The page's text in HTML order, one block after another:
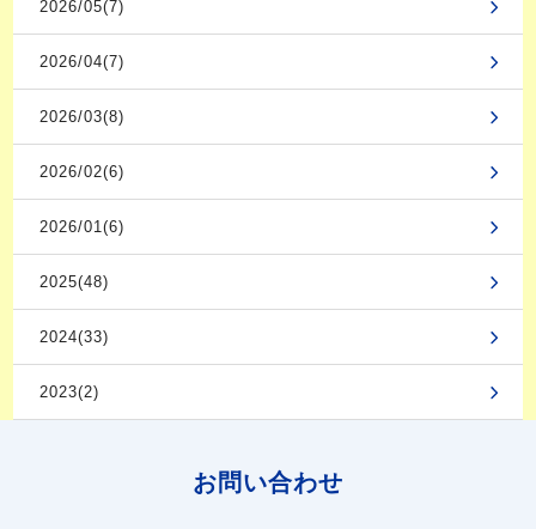
2026/05(7)
2026/04(7)
2026/03(8)
2026/02(6)
2026/01(6)
2025(48)
2024(33)
2023(2)
お問い合わせ